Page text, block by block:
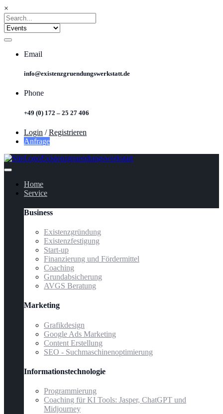
×
Email
info@existenzgruendungswerkstatt.de
Phone
+49 (0) 172 – 25 27 406
Login / Registrieren
Anfrage
Home
Service
Business
Existenzgründung
Existenzfestigung
Start-up
Finanzierung und Fördermittel
Coaching
Grundabsicherung
AVGS Beratung
Marketing
Grafikdesign
Google Ads Marketing
Content Erstellung
SEO - Suchmaschinenoptimierung
Informationstechnologie
Programmierung
Coaching für KI Tools: Jasper, ChatGPT und
Midjourney